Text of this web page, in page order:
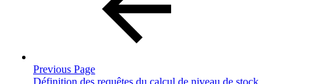
Previous Page
Définition des requêtes du calcul de niveau de stock